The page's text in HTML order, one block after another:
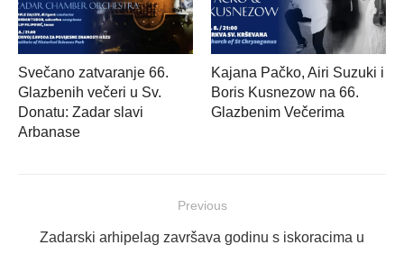
Svečano zatvaranje 66.
Glazbenih večeri u Sv.
Donatu: Zadar slavi
Arbanase
Kajana Pačko, Airi Suzuki i
Boris Kusnezow na 66.
Glazbenim Večerima
objava
Previous
Previous
Zadarski arhipelag završava godinu s iskoracima u